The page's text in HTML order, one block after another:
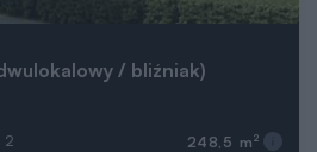
/ bliźniak)
2 248,5 m 2